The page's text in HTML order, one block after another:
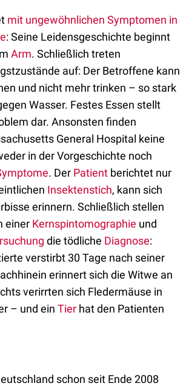
mit ungewöhnlichen Symptomen in
: Seine Leidensgeschichte beginnt
Arm. Schließlich treten
auf: Der Betroffene kann
und nicht mehr trinken – so stark
Wasser. Festes Essen stellt
dar. Ansonsten finden
General Hospital keine
in der Vorgeschichte noch
. Der Patient berichtet nur
Insektenstich, kann sich
erinnern. Schließlich stellen
einer Kernspintomographie und
die tödliche Diagnose:
verstirbt 30 Tage nach seiner
erinnert sich die Witwe an
verirrten sich Fledermäuse in
– und ein Tier hat den Patienten
schon seit Ende 2008